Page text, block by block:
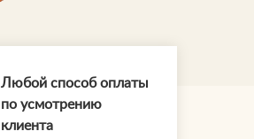
Любой способ оплаты
по усмотрению
клиента